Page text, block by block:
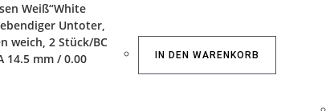
Weiß“White
Untoter,
weich, 2 Stück/BC
14.5 mm / 0.00
IN DEN WARENKORB